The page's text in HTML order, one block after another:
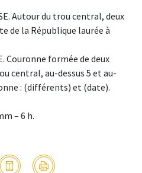
Autour du trou central, deux
de la République laurée à
Couronne formée de deux
central, au-dessus 5 et au-
: (différents) et (date).
– 6 h.